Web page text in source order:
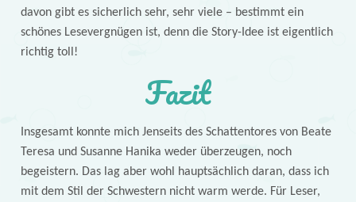
davon gibt es sicherlich sehr, sehr viele – bestimmt ein
schönes Lesevergnügen ist, denn die Story-Idee ist eigentlich
richtig toll!
Fazit
Insgesamt konnte mich Jenseits des Schattentores von Beate
Teresa und Susanne Hanika weder überzeugen, noch
begeistern. Das lag aber wohl hauptsächlich daran, dass ich
mit dem Stil der Schwestern nicht warm werde. Für Leser,